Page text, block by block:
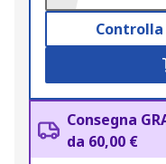
Consegna
da 60,00 €